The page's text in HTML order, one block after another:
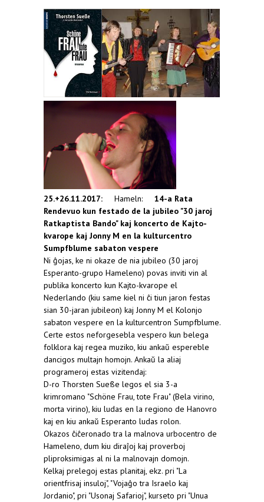
25.+26.11.2017: Hameln: 14-a Rata
Rendevuo kun festado de la jubileo "30 jaroj
Ratkaptista Bando" kaj koncerto de Kajto-
kvarope kaj Jonny M en la kulturcentro
Sumpfblume sabaton vespere
Ni ĝojas, ke ni okaze de nia jubileo (30 jaroj
Esperanto-grupo Hameleno) povas inviti vin al
publika koncerto kun Kajto-kvarope el
Nederlando (kiu same kiel ni ĉi tiun jaron festas
sian 30-jaran jubileon) kaj Jonny M el Kolonjo
sabaton vespere en la kulturcentron Sumpfblume.
Certe estos neforgesebla vespero kun belega
folklora kaj regea muziko, kiu ankaŭ espereble
dancigos multajn homojn. Ankaŭ la aliaj
programeroj estas vizitendaj:
D-ro Thorsten Sueße legos el sia 3-a
krimromano "Schöne Frau, tote Frau" (Bela virino,
morta virino), kiu ludas en la regiono de Hanovro
kaj en kiu ankaŭ Esperanto ludas rolon.
Okazos ĉiĉeronado tra la malnova urbocentro de
Hameleno, dum kiu diraĵoj kaj proverboj
pliproksimigas al ni la malnovajn domojn.
Kelkaj prelegoj estas planitaj, ekz. pri "La
orientfrisaj insuloj", "Vojaĝo tra Israelo kaj
Jordanio", pri "Usonaj Safarioj", kurseto pri "Unua